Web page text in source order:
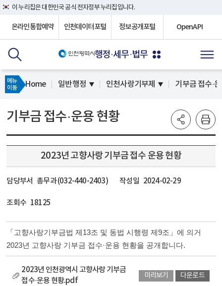
이 누리집은 대한민국 공식 전자정부 누리집입니다.
온라인통합예약 인천데이터포털 정보공개포털 OpenAPI
행정·세무·법무
메뉴
이동
Home 일반행정 인천사랑기부제 기부금 접수·
기부금 접수·운용 현황
2023년 고향사랑 기부금 접수 운용 현황
담당부서 총무과 (032-440-2403) 작성일 2024-02-29
조회수 18125
「고향사랑기부금법 제13조 및 동법 시행령 제9조」에 의거
2023년 고향사랑 기부금 접수·운용 현황을 공개합니다.
2023년 인천광역시 고향사랑 기부금
접수·운용 현황.pdf
미리보기 다운로드